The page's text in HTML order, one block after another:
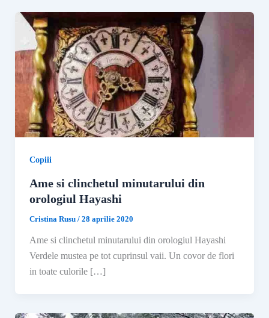
Copiii
Ame si clinchetul minutarului din
orologiul Hayashi
Cristina Rusu / 28 aprilie 2020
Ame si clinchetul minutarului din orologiul Hayashi
Verdele mustea pe tot cuprinsul vaii. Un covor de flori
in toate culorile […]